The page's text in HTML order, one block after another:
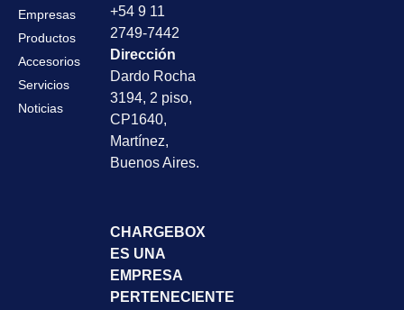
Empresas
Productos
Accesorios
Servicios
Noticias
+54 9 11
2749-7442
Dirección
Dardo Rocha
3194, 2 piso,
CP1640,
Martínez,
Buenos Aires.
CHARGEBOX
ES UNA
EMPRESA
PERTENECIENTE